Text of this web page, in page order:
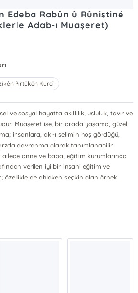
Edeba Rabûn û Rûniştiné
Adab-ı Muaşeret)
Pirtûkên Kurdî
ve sosyal hayatta akıllılık, usluluk, tavır ve
Muaşeret ise, bir arada yaşama, güzel
insanlara, akl-ı selimin hoş gördüğü,
davranma olarak tanımlanabilir.
ailede anne ve baba, eğitim kurumlarında
verilen iyi bir insani eğitim ve
özellikle de ahlaken seçkin olan örnek